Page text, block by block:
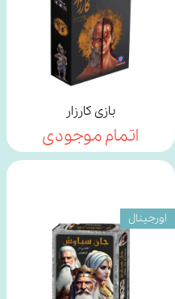
بازی کارزار
اتمام موجودی
اورجینال